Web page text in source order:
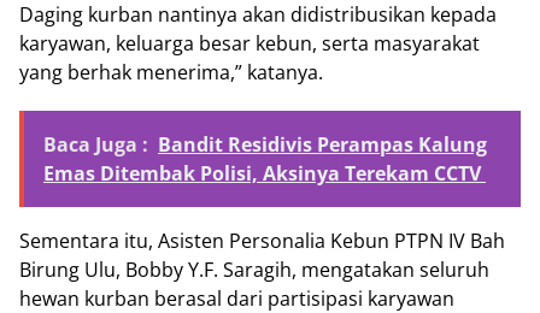
Daging kurban nantinya akan didistribusikan kepada
karyawan, keluarga besar kebun, serta masyarakat
yang berhak menerima,” katanya.
Baca Juga : Bandit Residivis Perampas Kalung
Emas Ditembak Polisi, Aksinya Terekam CCTV
Sementara itu, Asisten Personalia Kebun PTPN IV Bah
Birung Ulu, Bobby Y.F. Saragih, mengatakan seluruh
hewan kurban berasal dari partisipasi karyawan